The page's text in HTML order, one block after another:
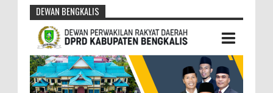
DEWAN BENGKALIS